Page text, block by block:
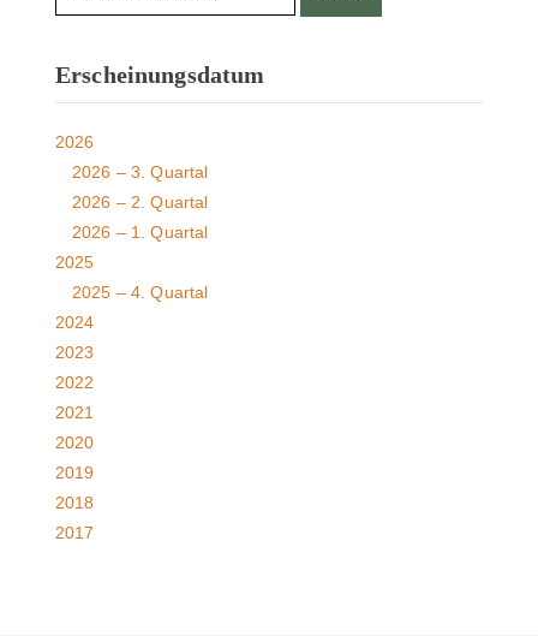
Erscheinungsdatum
2026
2026 – 3. Quartal
2026 – 2. Quartal
2026 – 1. Quartal
2025
2025 – 4. Quartal
2024
2023
2022
2021
2020
2019
2018
2017